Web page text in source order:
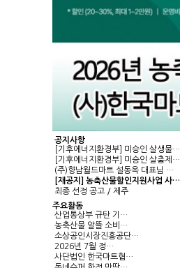
공지사항
[기후에너지환경부] 미승인 살생물…
[기후에너지환경부] 미승인 살충제…
(주)향남월드마트 설동옥 대표님 …
[재공지] 농축산물할인지원사업 사…
최종 선정 공고 / 제주
주요활동
산업통상부 규탄 기…
농축산물 알뜰 소비…
소상공인시장진흥공단…
2026년 7월 정…
사단법인 한국마트협…